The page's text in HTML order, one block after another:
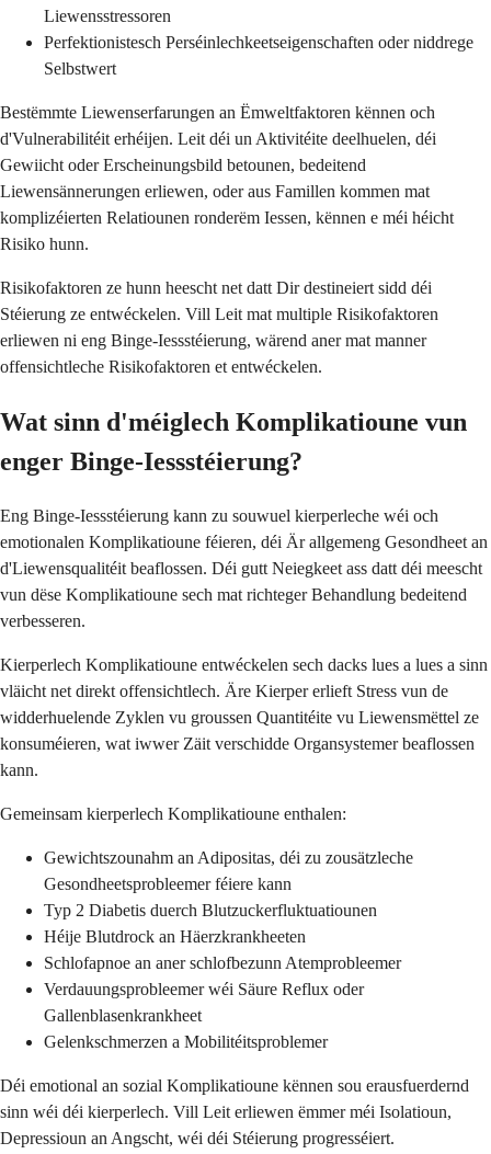
Liewensstressoren
Perfektionistesch Perséinlechkeetseigenschaften oder niddrege
Selbstwert
Bestëmmte Liewenserfarungen an Ëmweltfaktoren kënnen och
d'Vulnerabilitéit erhéijen. Leit déi un Aktivitéite deelhuelen, déi
Gewiicht oder Erscheinungsbild betounen, bedeitend
Liewensännerungen erliewen, oder aus Famillen kommen mat
komplizéierten Relatiounen ronderëm Iessen, kënnen e méi héicht
Risiko hunn.
Risikofaktoren ze hunn heescht net datt Dir destineiert sidd déi
Stéierung ze entwéckelen. Vill Leit mat multiple Risikofaktoren
erliewen ni eng Binge-Iessstéierung, wärend aner mat manner
offensichtleche Risikofaktoren et entwéckelen.
Wat sinn d'méiglech Komplikatioune vun
enger Binge-Iessstéierung?
Eng Binge-Iessstéierung kann zu souwuel kierperleche wéi och
emotionalen Komplikatioune féieren, déi Är allgemeng Gesondheet an
d'Liewensqualitéit beaflossen. Déi gutt Neiegkeet ass datt déi meescht
vun dëse Komplikatioune sech mat richteger Behandlung bedeitend
verbesseren.
Kierperlech Komplikatioune entwéckelen sech dacks lues a lues a sinn
vläicht net direkt offensichtlech. Äre Kierper erlieft Stress vun de
widderhuelende Zyklen vu groussen Quantitéite vu Liewensmëttel ze
konsuméieren, wat iwwer Zäit verschidde Organsystemer beaflossen
kann.
Gemeinsam kierperlech Komplikatioune enthalen:
Gewichtszounahm an Adipositas, déi zu zousätzleche
Gesondheetsprobleemer féiere kann
Typ 2 Diabetis duerch Blutzuckerfluktuatiounen
Héije Blutdrock an Häerzkrankheeten
Schlofapnoe an aner schlofbezunn Atemprobleemer
Verdauungsprobleemer wéi Säure Reflux oder
Gallenblasenkrankheet
Gelenkschmerzen a Mobilitéitsproblemer
Déi emotional an sozial Komplikatioune kënnen sou erausfuerdernd
sinn wéi déi kierperlech. Vill Leit erliewen ëmmer méi Isolatioun,
Depressioun an Angscht, wéi déi Stéierung progresséiert.